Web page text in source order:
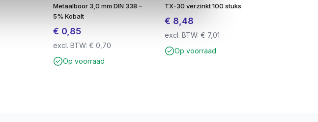
Metaalboor 3,0 mm DIN 338 –
5% Kobalt
€ 0,85
excl. BTW:€ 0,70
Op voorraad
TX-30 verzinkt 100 stuks
€ 8,48
excl. BTW: € 7,01
Op voorraad